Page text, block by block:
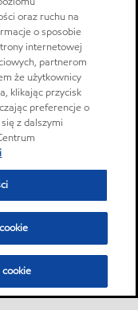
oraz ruchu na
o sposobie
internetowej
partnerom
że użytkownicy
klikając przycisk
preferencje o
z dalszymi